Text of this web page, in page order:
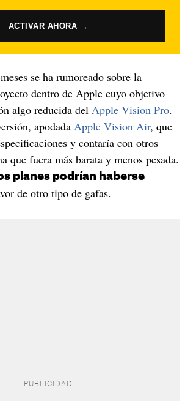
ACTIVAR AHORA →
se ha rumoreado sobre la
dentro de Apple cuyo objetivo
algo reducida del Apple Vision Pro.
apodada Apple Vision Air, que
y contaría con otros
que fuera más barata y menos pesada.
planes podrían haberse
de otro tipo de gafas.